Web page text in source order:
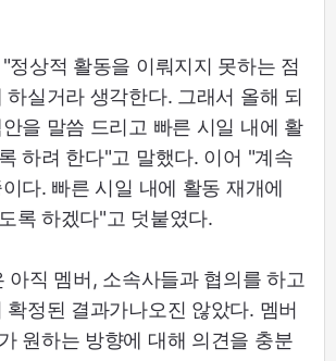
정상적 활동을 이뤄지지 못하는 점
하실거라 생각한다. 그래서 올해 되
을 말씀 드리고 빠른 시일 내에 활
하려 한다"고 말했다. 이어 "계속
다. 빠른 시일 내에 활동 재개에
록 하겠다"고 덧붙였다.
아직 멤버, 소속사들과 협의를 하고
확정된 결과가나오진 않았다. 멤버
원하는 방향에 대해 의견을 충분